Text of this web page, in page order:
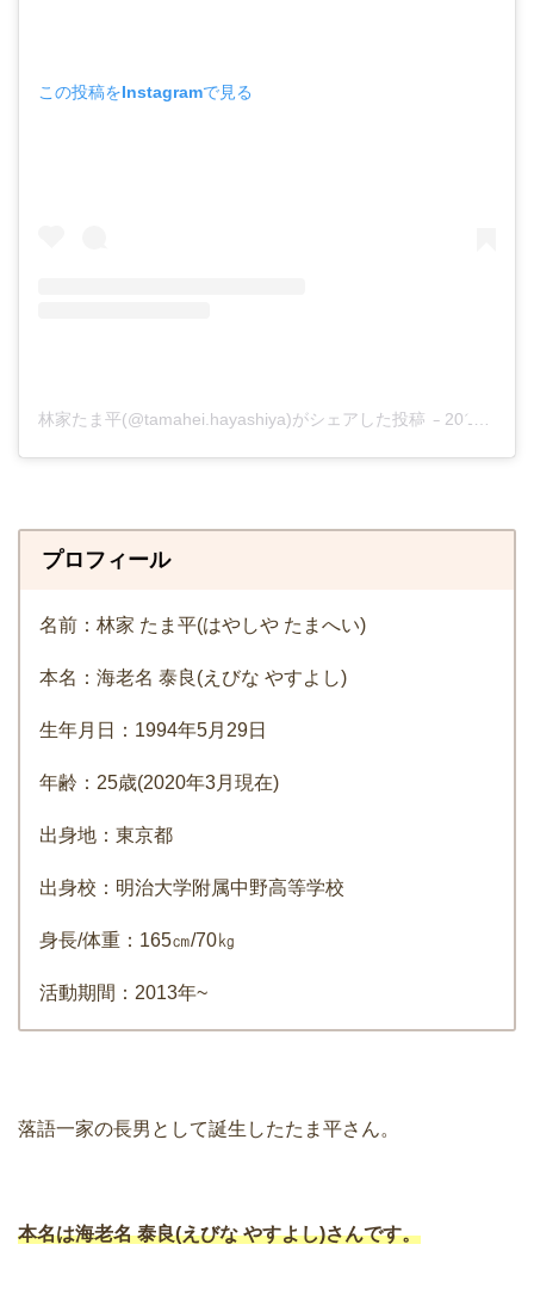
この投稿をInstagramで見る
林家たま平(@tamahei.hayashiya)がシェアした投稿 – 2019年11月月25日午後11時01分PST
プロフィール
名前：林家 たま平(はやしや たまへい)
本名：海老名 泰良(えびな やすよし)
生年月日：1994年5月29日
年齢：25歳(2020年3月現在)
出身地：東京都
出身校：明治大学附属中野高等学校
身長/体重：165㎝/70㎏
活動期間：2013年~
落語一家の長男として誕生したたま平さん。
本名は海老名 泰良(えびな やすよし)さんです。